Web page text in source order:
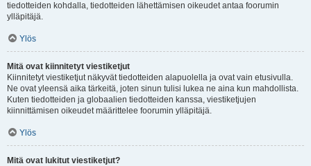
tiedotteiden kohdalla, tiedotteiden lähettämisen oikeudet antaa foorumin
ylläpitäjä.
Ylös
Mitä ovat kiinnitetyt viestiketjut
Kiinnitetyt viestiketjut näkyvät tiedotteiden alapuolella ja ovat vain etusivulla.
Ne ovat yleensä aika tärkeitä, joten sinun tulisi lukea ne aina kun mahdollista.
Kuten tiedotteiden ja globaalien tiedotteiden kanssa, viestiketjujen
kiinnittämisen oikeudet määrittelee foorumin ylläpitäjä.
Ylös
Mitä ovat lukitut viestiketjut?